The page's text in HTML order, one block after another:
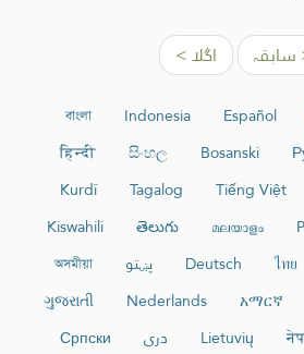
سابقہ اگلا >
Español
Indonesia
বাংলা
Bosanski
සිංහල
हिन्दी
Tiếng Việt
Tagalog
Kurdî
മലയാളം
తెలుగు
Kiswahili
ไทย
Deutsch پښتو
অসমীয়া
አማርኛ
Nederlands
ગુજરાતી
Lietuvių دری
Српски